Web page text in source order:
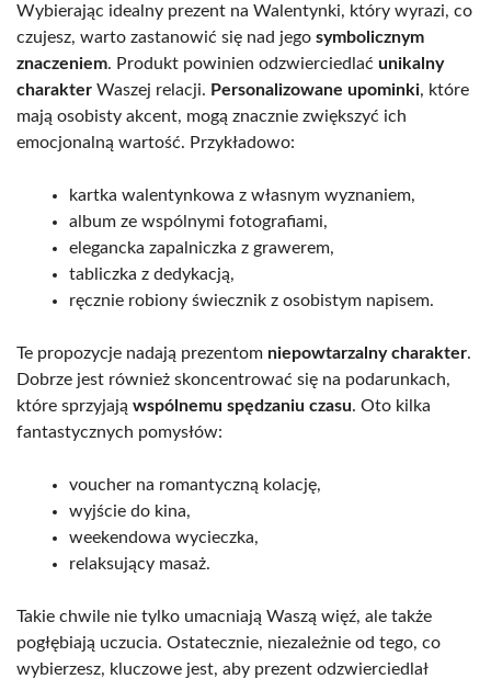
Wybierając idealny prezent na Walentynki, który wyrazi, co
czujesz, warto zastanowić się nad jego symbolicznym
znaczeniem. Produkt powinien odzwierciedlać unikalny
charakter Waszej relacji. Personalizowane upominki, które
mają osobisty akcent, mogą znacznie zwiększyć ich
emocjonalną wartość. Przykładowo:
kartka walentynkowa z własnym wyznaniem,
album ze wspólnymi fotografiami,
elegancka zapalniczka z grawerem,
tabliczka z dedykacją,
ręcznie robiony świecznik z osobistym napisem.
Te propozycje nadają prezentom niepowtarzalny charakter.
Dobrze jest również skoncentrować się na podarunkach,
które sprzyjają wspólnemu spędzaniu czasu. Oto kilka
fantastycznych pomysłów:
voucher na romantyczną kolację,
wyjście do kina,
weekendowa wycieczka,
relaksujący masaż.
Takie chwile nie tylko umacniają Waszą więź, ale także
pogłębiają uczucia. Ostatecznie, niezależnie od tego, co
wybierzesz, kluczowe jest, aby prezent odzwierciedlał